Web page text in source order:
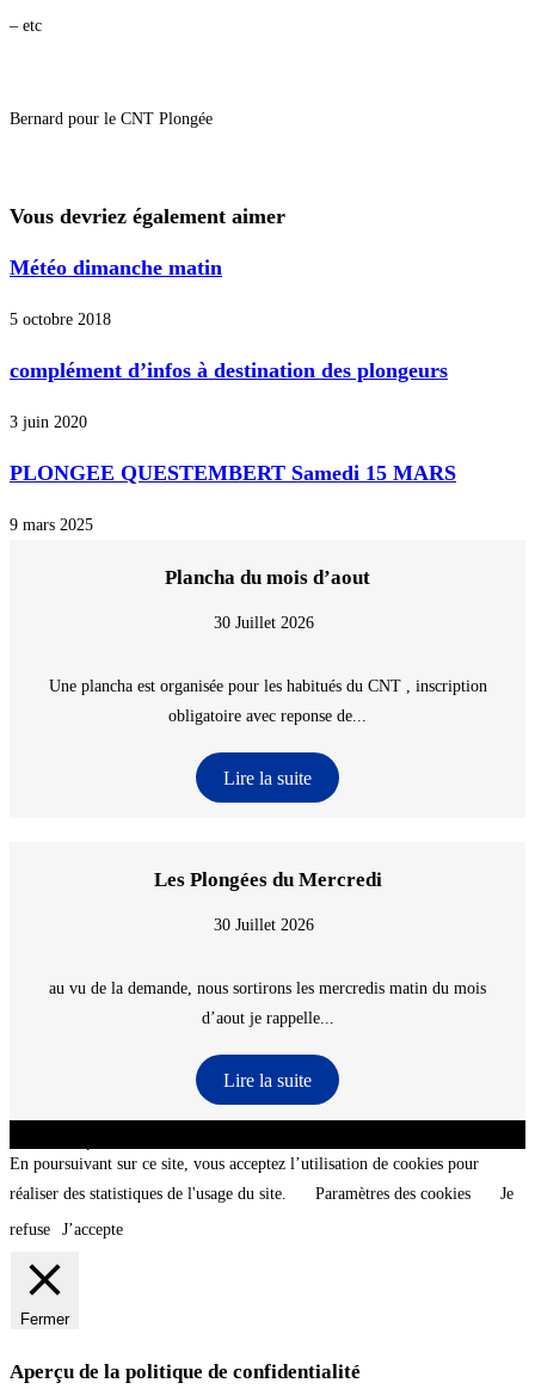
– etc
Bernard pour le CNT Plongée
Vous devriez également aimer
Météo dimanche matin
5 octobre 2018
complément d’infos à destination des plongeurs
3 juin 2020
PLONGEE QUESTEMBERT Samedi 15 MARS
9 mars 2025
Plancha du mois d’aout
30 Juillet 2026
Une plancha est organisée pour les habitués du CNT , inscription
obligatoire avec reponse de...
Lire la suite
Les Plongées du Mercredi
30 Juillet 2026
au vu de la demande, nous sortirons les mercredis matin du mois
d’aout je rappelle...
Lire la suite
En poursuivant sur ce site, vous acceptez l’utilisation de cookies pour
réaliser des statistiques de l'usage du site.
Paramètres des cookies
Je
refuse
J’accepte
Fermer
Aperçu de la politique de confidentialité